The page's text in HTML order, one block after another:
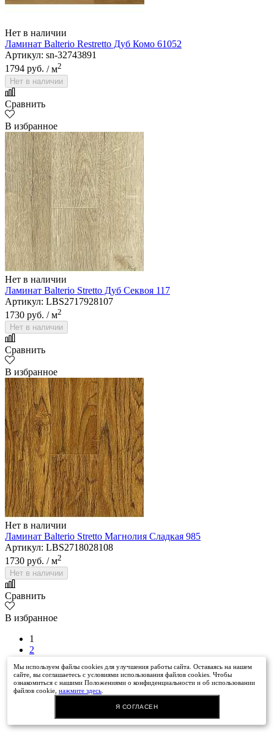
Нет в наличии
Ламинат Balterio Restretto Дуб Комо 61052
Артикул: sn-32743891
1794 руб. / м2
Нет в наличии
Сравнить
В избранное
Нет в наличии
Ламинат Balterio Stretto Дуб Секвоя 117
Артикул: LBS2717928107
1730 руб. / м2
Нет в наличии
Сравнить
В избранное
Нет в наличии
Ламинат Balterio Stretto Магнолия Сладкая 985
Артикул: LBS2718028108
1730 руб. / м2
Нет в наличии
Сравнить
В избранное
1
2
4
>
>|
Мы используем файлы cookies для улучшения работы сайта. Оставаясь на нашем
сайте, вы соглашаетесь с условиями использования файлов cookies. Чтобы
ознакомиться с нашими Положениями о конфиденциальности и об использовании
файлов cookie,нажмите здесь
Я СОГЛАСЕН